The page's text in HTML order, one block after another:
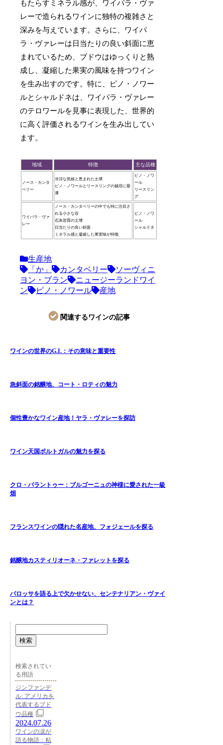
もたらすミネラル感が、ワイパラ・ヴァ
レーで造られるワインに独特の複雑さと
深みを与えています。さらに、ワイパ
ラ・ヴァレーは日当たりの良い斜面に恵
まれているため、ブドウはゆっくりと熟
成し、凝縮した果実の風味を持つワイン
を生み出すのです。特に、ピノ・ノワー
ルとシャルドネは、ワイパラ・ヴァレー
のテロワールを見事に表現した、世界的
に高く評価されるワインを生み出してい
ます。
地域 特徴 主な品種
ノース・カンタ
ベリー
冷涼な気候と恵まれた土壌
ピノ・ノワールとリースリングの栽培に最
適
ピノ・ノワ
ール
リースリン
グ
ワイパラ・ヴァ
レー
ノース・カンタベリーの中でも特に注目さ
れる小さな谷
石灰岩質の土壌
日当たりの良い斜面
ミネラル感と凝縮した果実味が特徴
ピノ・ノワ
ール
シャルドネ
生産地
「か」
カンタベリー
ソーヴィニ
ヨン・ブラン
ニュージーランドワイ
ン
ピノ・ノワール 産地
関連するワインの記事
ワインの世界のG.I.：その意味と重要性
急斜面の銘醸地、コート・ロティの魅力
個性豊かなワイン産地！ヤラ・ヴァレーを探訪
ワイン天国ポルトガルの魅力を探る
クロ・パラントゥー：ブルゴーニュの神様に愛された一級
畑
フランスワインの隠れた名産地、フォジェールを探る
銘醸地カスティリオーネ・ファレットを探る
バロッサを語る上で欠かせない、センテナリアン・ヴァイ
ンとは？
検索
検索されてい
る用語
ジンファンデ
ル: アメリカを
代表するブド
ウ品種
2024.07.26
ワインの涙が
語る物語：粘